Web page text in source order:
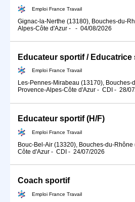
Emploi France Travail
Gignac-la-Nerthe (13180), Bouches-du-
Alpes-Côte d'Azur - - 04/08/2026
Educateur sportif / Educatrice
Emploi France Travail
Les-Pennes-Mirabeau (13170), Bouches-
Provence-Alpes-Côte d'Azur - CDI - 28/
Educateur sportif (H/F)
Emploi France Travail
Bouc-Bel-Air (13320), Bouches-du-
Côte d'Azur - CDI - 24/07/2026
Coach sportif
Emploi France Travail